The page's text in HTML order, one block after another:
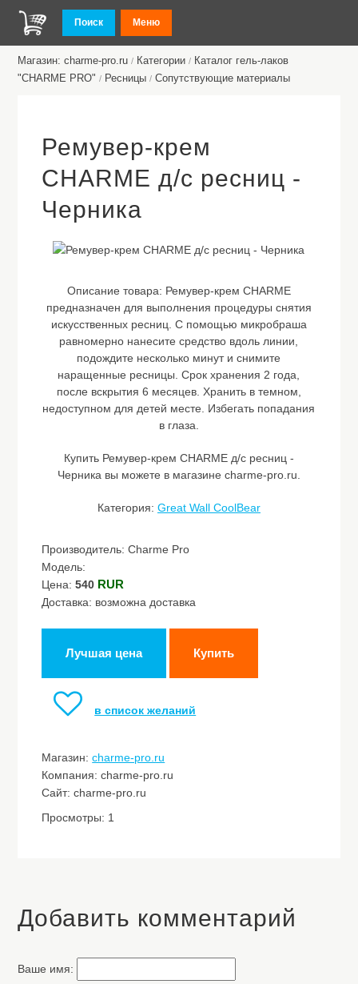
Поиск Меню
Магазин: charme-pro.ru / Категории / Каталог гель-лаков
"CHARME PRO" / Ресницы / Сопутствующие материалы
Ремувер-крем
CHARME д/с ресниц -
Черника
Описание товара: Ремувер-крем CHARME
предназначен для выполнения процедуры снятия
искусственных ресниц. С помощью микробраша
равномерно нанесите средство вдоль линии,
подождите несколько минут и снимите
наращенные ресницы. Срок хранения 2 года,
после вскрытия 6 месяцев. Хранить в темном,
недоступном для детей месте. Избегать попадания
в глаза.
Купить Ремувер-крем CHARME д/с ресниц -
Черника вы можете в магазине charme-pro.ru.
Категория: Great Wall CoolBear
Производитель: Charme Pro
Модель:
Цена:540 RUR
Доставка: возможна доставка
Лучшая цена Купить
в список желаний
Магазин:charme-pro.ru
Компания: charme-pro.ru
Сайт: charme-pro.ru
Просмотры: 1
Добавить комментарий
Ваше имя: